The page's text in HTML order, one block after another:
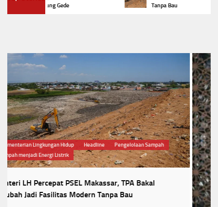
Gunung Gede
Tanpa Bau